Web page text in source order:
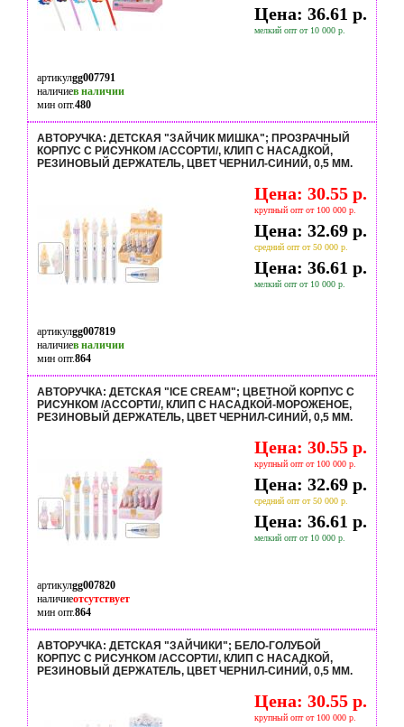
Цена: 36.61 р.
мелкий опт от 10 000 р.
артикулgg007791
наличиев наличии
мин опт.480
АВТОРУЧКА: ДЕТСКАЯ "ЗАЙЧИК МИШКА"; ПРОЗРАЧНЫЙ
КОРПУС С РИСУНКОМ /АССОРТИ/, КЛИП С НАСАДКОЙ,
РЕЗИНОВЫЙ ДЕРЖАТЕЛЬ, ЦВЕТ ЧЕРНИЛ-СИНИЙ, 0,5 MM.
Цена: 30.55 р.
крупный опт от 100 000 р.
Цена: 32.69 р.
средний опт от 50 000 р.
Цена: 36.61 р.
мелкий опт от 10 000 р.
артикулgg007819
наличиев наличии
мин опт.864
АВТОРУЧКА: ДЕТСКАЯ "ICE CREAM"; ЦВЕТНОЙ КОРПУС С
РИСУНКОМ /АССОРТИ/, КЛИП С НАСАДКОЙ-МОРОЖЕНОЕ,
РЕЗИНОВЫЙ ДЕРЖАТЕЛЬ, ЦВЕТ ЧЕРНИЛ-СИНИЙ, 0,5 MM.
Цена: 30.55 р.
крупный опт от 100 000 р.
Цена: 32.69 р.
средний опт от 50 000 р.
Цена: 36.61 р.
мелкий опт от 10 000 р.
артикулgg007820
наличиеотсутствует
мин опт.864
АВТОРУЧКА: ДЕТСКАЯ "ЗАЙЧИКИ"; БЕЛО-ГОЛУБОЙ
КОРПУС С РИСУНКОМ /АССОРТИ/, КЛИП С НАСАДКОЙ,
РЕЗИНОВЫЙ ДЕРЖАТЕЛЬ, ЦВЕТ ЧЕРНИЛ-СИНИЙ, 0,5 MM.
Цена: 30.55 р.
крупный опт от 100 000 р.